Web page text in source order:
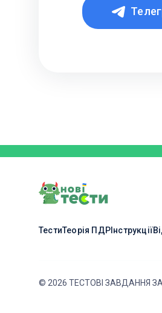
ТестиТеорія ПДР Інструкції
© 2026 ТЕСТОВІ ЗАВДАННЯ